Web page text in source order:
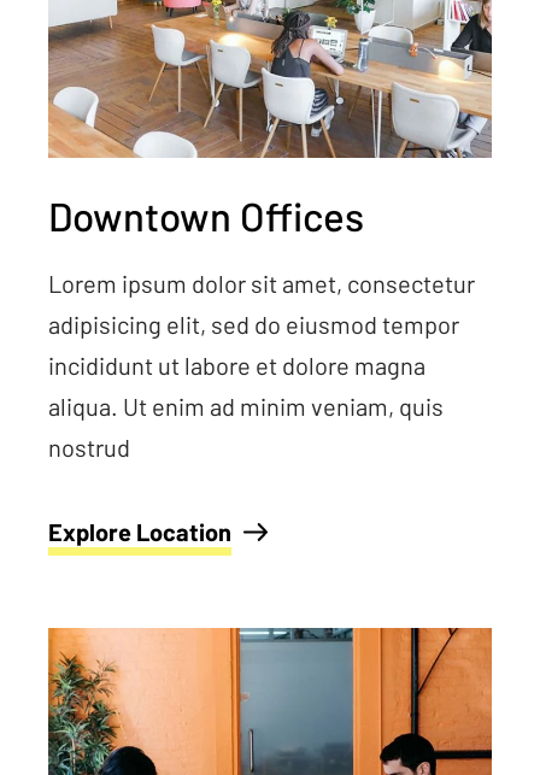
Downtown Offices
Lorem ipsum dolor sit amet, consectetur
adipisicing elit, sed do eiusmod tempor
incididunt ut labore et dolore magna
aliqua. Ut enim ad minim veniam, quis
nostrud
Explore Location